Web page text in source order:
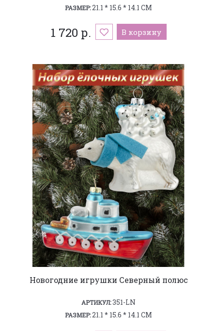
РАЗМЕР:21.1 * 15.6 * 14.1 СМ
1 720 р. В корзину
Новогодние игрушки Северный полюс
АРТИКУЛ:351-LN
РАЗМЕР:21.1 * 15.6 * 14.1 СМ